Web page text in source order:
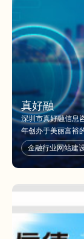
真好融
深圳市真好融信息
年创办于美丽富裕
核通过的、并与深
是银行与民众资金
币。
金融行业网站建